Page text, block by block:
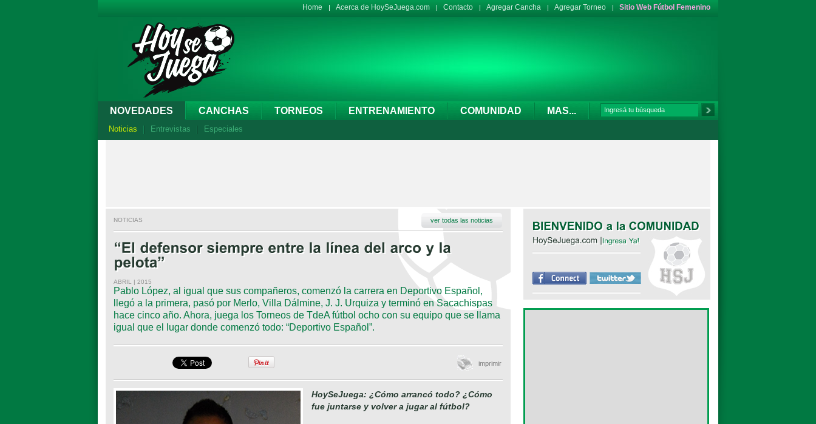
Home Acerca de HoySeJuega.com Contacto Agregar Cancha Agregar Torneo Sitio Web Fútbol Femenino
NOVEDADES CANCHAS TORNEOS ENTRENAMIENTO COMUNIDAD MAS...
Noticias Entrevistas Especiales
ver todas las noticias
NOTICIAS
ABRIL | 2015
Pablo López, al igual que sus compañeros, comenzó la carrera en Deportivo Español,
llegó a la primera, pasó por Merlo, Villa Dálmine, J. J. Urquiza y terminó en Sacachispas
hace cinco año. Ahora, juega los Torneos de TdeA fútbol ocho con su equipo que se llama
igual que el lugar donde comenzó todo: “Deportivo Español”.
imprimir
HoySeJuega: ¿Cómo arrancó todo? ¿Cómo
fue juntarse y volver a jugar al fútbol?